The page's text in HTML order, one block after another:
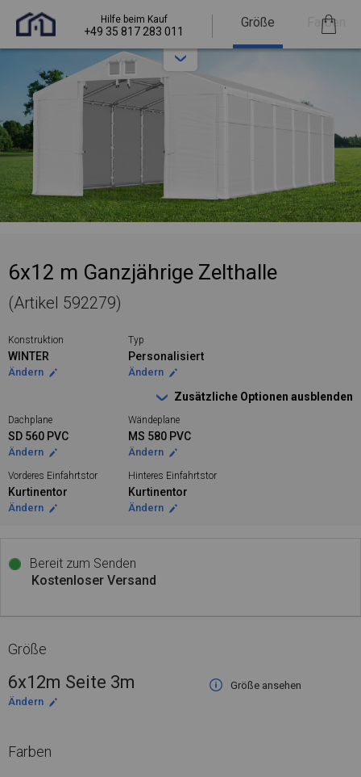
Hilfe beim Kauf
+49 35 817 283 011
Größe Farben
6x12 m Ganzjährige Zelthalle
(Artikel 592279)
Konstruktion
WINTER
Ändern
Typ
Personalisiert
Ändern
Zusätzliche Optionen ausblenden
Dachplane
SD 560 PVC
Ändern
Wändeplane
MS 580 PVC
Ändern
Vorderes Einfahrtstor
Kurtinentor
Ändern
Hinteres Einfahrtstor
Kurtinentor
Ändern
Bereit zum Senden
Kostenloser Versand
Größe
6x12m Seite 3m
Größe ansehen
Ändern
Farben